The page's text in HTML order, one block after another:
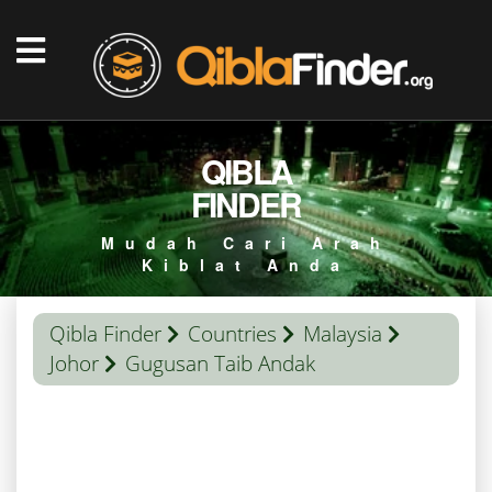
QIBLA
FINDER
Mudah Cari Arah
Kiblat Anda
Qibla Finder Countries
Malaysia
Johor
Gugusan Taib Andak